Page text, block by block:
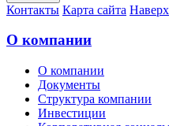
Контакты Карта сайта Наверх
О компании
О компании
Документы
Структура компании
Инвестиции